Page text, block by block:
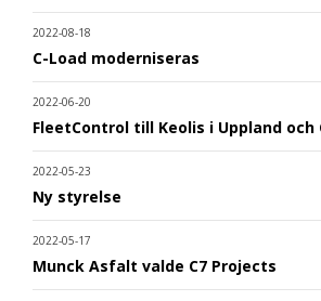
2022-08-18
C-Load moderniseras
2022-06-20
FleetControl till Keolis i Uppland och
2022-05-23
Ny styrelse
2022-05-17
Munck Asfalt valde C7 Projects